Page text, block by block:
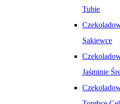
Tubie
Sakiewce
Jaśminie